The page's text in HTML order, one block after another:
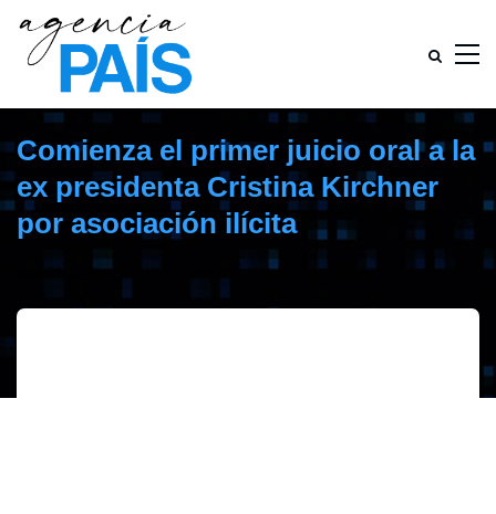
Comienza el primer juicio oral a la
ex presidenta Cristina Kirchner
por asociación ilícita